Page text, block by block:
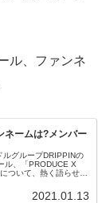
ル、ファンネ
ネームは?メンバー
ルグループDRIPPINの
ル、「PRODUCE X
ついて、熱く語らせて
2021.01.13